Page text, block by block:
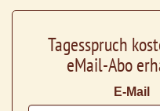
Tagesspruch
eMail-Abo
E-Mail